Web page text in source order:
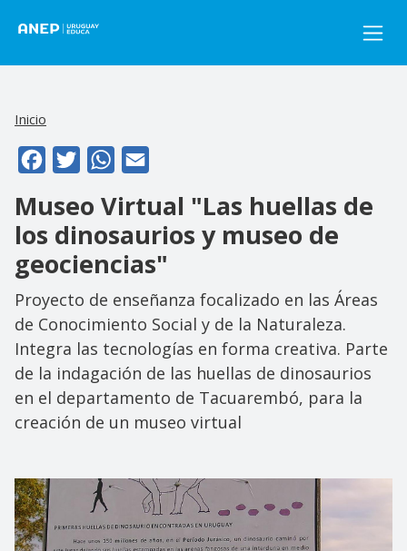
Inicio
FacebookTwitterWhatsApp
Museo Virtual "Las huellas de
los dinosaurios y museo de
geociencias"
Proyecto de enseñanza focalizado en las Áreas
de Conocimiento Social y de la Naturaleza.
Integra las tecnologías en forma creativa. Parte
de la indagación de las huellas de dinosaurios
en el departamento de Tacuarembó, para la
creación de un museo virtual